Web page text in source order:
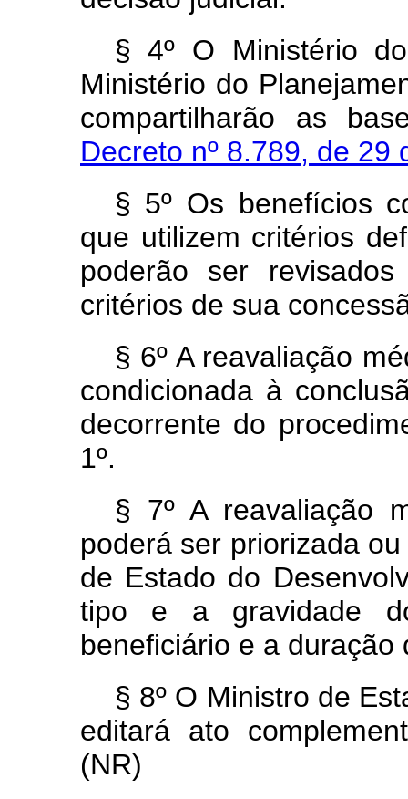
§ 4º O Ministério
Ministério do
compartilharão as
Decreto nº 8.789, de
§ 5º Os benefícios
que utilizem critérios
poderão ser
critérios de sua
§ 6º A reavaliação
condicionada à
decorrente do
1º.
§ 7º A reavaliação
poderá ser priorizada
de Estado do
tipo e a gravidade
beneficiário e a duração
§ 8º O Ministro de
editará ato
(NR)